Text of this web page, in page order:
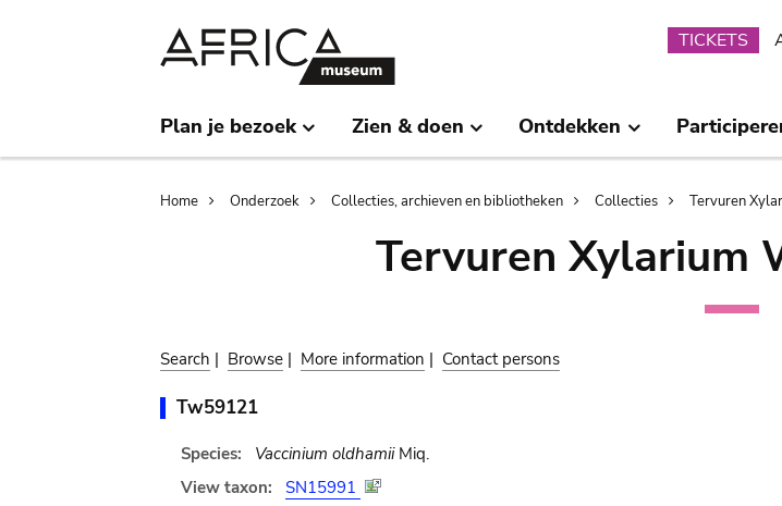
TICKETS
Plan je bezoek Zien & doen Ontdekken
Breadcrumb
Home Onderzoek Collecties, archieven en bibliotheken Collecties Tervuren
Tervuren Xylarium
Search | Browse | More information | Contact persons
Tw59121
Species: Vaccinium oldhamiiMiq.
View taxon:
SN15991